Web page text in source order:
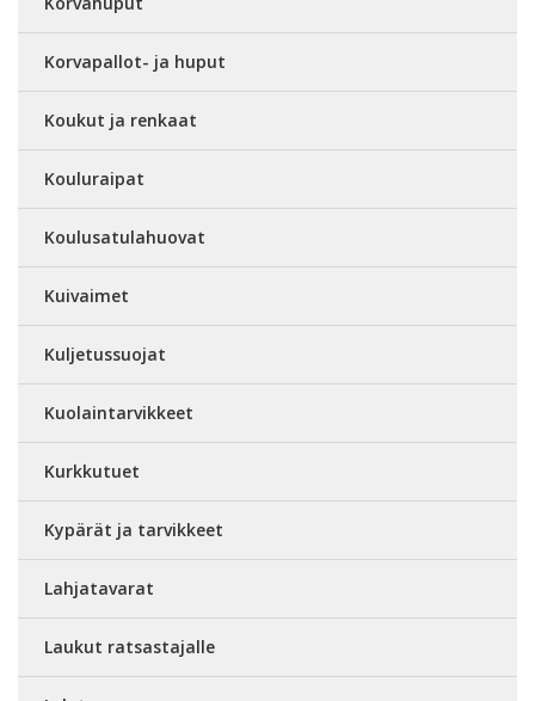
Korvapallot- ja huput
Koukut ja renkaat
Kouluraipat
Koulusatulahuovat
Kuivaimet
Kuljetussuojat
Kuolaintarvikkeet
Kurkkutuet
Kypärät ja tarvikkeet
Lahjatavarat
Laukut ratsastajalle